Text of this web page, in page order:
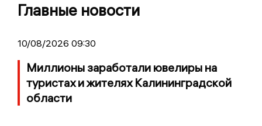
Главные новости
10/08/2026 09:30
Миллионы заработали ювелиры на
туристах и жителях Калининградской
области